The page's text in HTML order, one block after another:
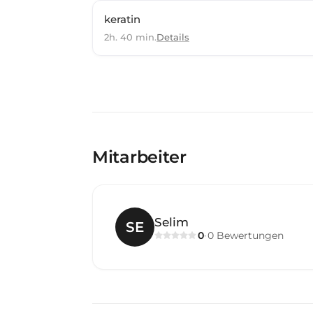
keratin
2h. 40 min.Details
Mitarbeiter
SE Selim
0·0 Bewertungen